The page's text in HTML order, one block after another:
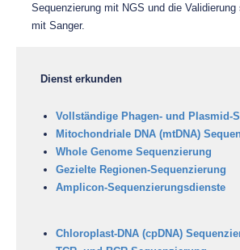
Sequenzierung mit NGS und die
mit Sanger.
Dienst erkunden
Vollständige Phagen- und Plasmid-
Mitochondriale DNA (mtDNA)
Whole Genome Sequenzierung
Gezielte Regionen-Sequenzierung
Amplicon-Sequenzierungsdienste
Chloroplast-DNA (cpDNA)